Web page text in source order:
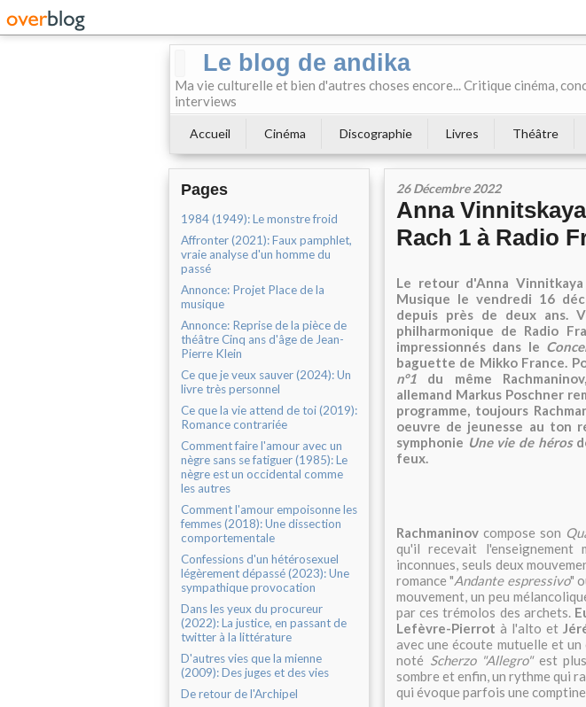
Le blog de andika
Ma vie culturelle et bien d'autres choses encore... Critique cinéma,
interviews
Accueil Cinéma Discographie Livres Théâtre
Pages
1984 (1949): Le monstre froid
Affronter (2021): Faux pamphlet,
vraie analyse d'un homme du
passé
Annonce: Projet Place de la
musique
Annonce: Reprise de la pièce de
théâtre Cinq ans d'âge de Jean-
Pierre Klein
Ce que je veux sauver (2024): Un
livre très personnel
Ce que la vie attend de toi (2019):
Romance contrariée
Comment faire l'amour avec un
nègre sans se fatiguer (1985): Le
nègre est un occidental comme
les autres
Comment l'amour empoisonne les
femmes (2018): Une dissection
comportementale
Confessions d'un hétérosexuel
légèrement dépassé (2023): Une
sympathique provocation
Dans les yeux du procureur
(2022): La justice, en passant de
twitter à la littérature
D'autres vies que la mienne
(2009): Des juges et des vies
De retour de l'Archipel
26 Décembre 2022
Anna
Rach 1 à Radio
Le retour d'Anna
Musique le vendredi 16
depuis près de deux ans.
philharmonique de Radio
impressionnés dans le
baguette de Mikko France.
n°1 du même
allemand Markus Poschner
programme, toujours
oeuvre de jeunesse au ton
symphonie Une vie de héros
feux.
Rachmaninov compose son
qu'il recevait l'enseignement
inconnues, seuls deux
romance "Andante espressivo"
mouvement, un peu
par ces trémolos des archets.
Lefèvre-Pierrot à l'alto et
avec une écoute mutuelle et
noté Scherzo "Allegro"est plus
sombre et enfin, un rythme qui
qui évoque parfois une